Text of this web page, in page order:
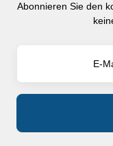
Abonnieren Sie den